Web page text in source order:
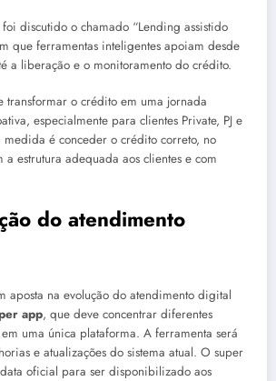
discutido o chamado “Lending assistido
que ferramentas inteligentes apoiam desde
a liberação e o monitoramento do crédito.
transformar o crédito em uma jornada
especialmente para clientes Private, PJ e
é conceder o crédito correto, no
a estrutura adequada aos clientes e com
do atendimento
aposta na evolução do atendimento digital
app, que deve concentrar diferentes
uma única plataforma. A ferramenta será
e atualizações do sistema atual. O super
oficial para ser disponibilizado aos